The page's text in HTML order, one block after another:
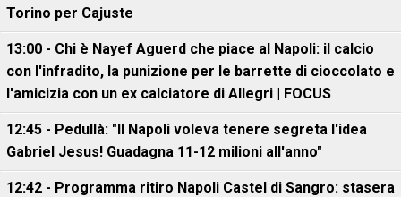
Torino per Cajuste
13:00 - Chi è Nayef Aguerd che piace al Napoli: il calcio
con l'infradito, la punizione per le barrette di cioccolato e
l'amicizia con un ex calciatore di Allegri | FOCUS
12:45 - Pedullà: "Il Napoli voleva tenere segreta l'idea
Gabriel Jesus! Guadagna 11-12 milioni all'anno"
12:42 - Programma ritiro Napoli Castel di Sangro: stasera